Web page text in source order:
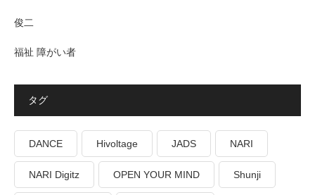
俊二
福祉 障がい者
タグ
DANCE Hivoltage JADS NARI
NARI Digitz OPEN YOUR MIND Shunji